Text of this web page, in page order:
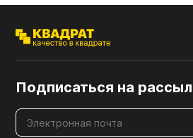
Подписаться на